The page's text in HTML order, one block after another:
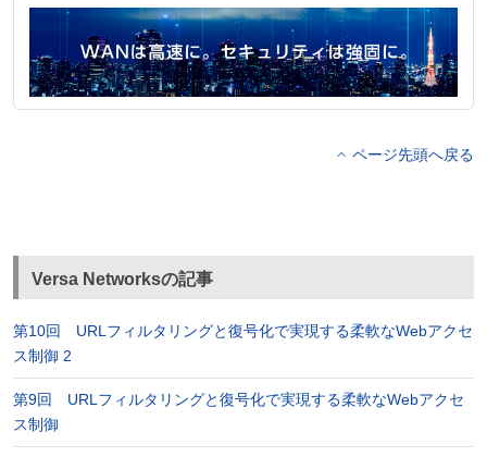
ページ先頭へ戻る
Versa Networksの記事
第10回 URLフィルタリングと復号化で実現する柔軟なWebアクセ
ス制御 2
第9回 URLフィルタリングと復号化で実現する柔軟なWebアクセ
ス制御